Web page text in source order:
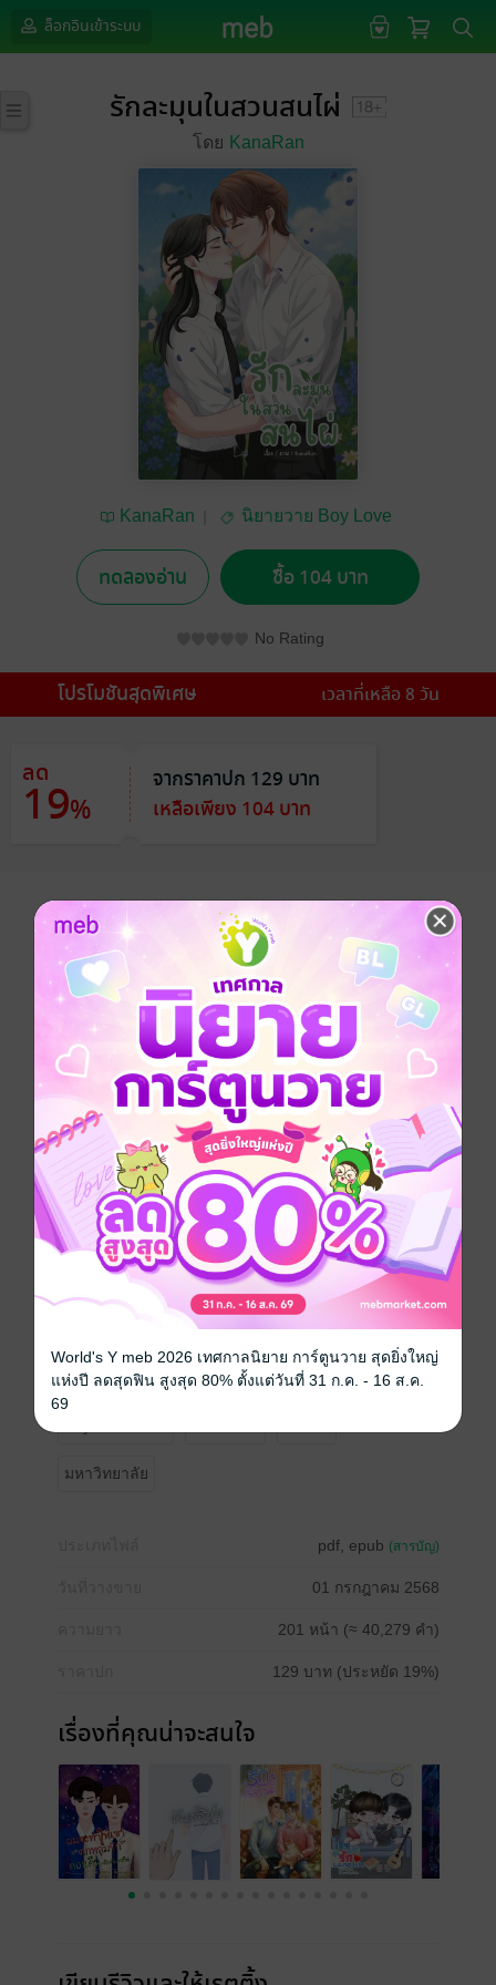
ล็อกอินเข้าระบบ
รักละมุนในสวนสนไผ่
โดย KanaRan
KanaRan
นิยายวาย Boy Love
ทดลองอ่าน ซื้อ 104 บาท
No Rating
โปรโมชันสุดพิเศษ เวลาที่เหลือ 8 วัน
ลด
19%
จากราคาปก 129 บาท
เหลือเพียง 104 บาท
อยากได้ ซื้อเป็นของขวัญ แชร์
ระหว่างหน้าต่างบานเล็กของห้องเรียน ต้นสน นักศึกษาปี
หนึ่งผู้ขยันทำงานทุกอย่างเพื่อส่งตัวเองเรียน ได้แอบมองพี่
ชายคนหนึ่งที่ยืนคุยกับต้นไม้ทุกวัน
เขาไม่รู้ด้วยซ้ำว่าคนคนนั้นชื่ออะไร จนวันหนึ่งพี่คนนั้น
เงยหน้าขึ้นมา แล้วบอกว่า "ชื่อพี่คือ ต้นไผ่ ถ้าแอบมองมา
หลายเดือนแล้ว ก็ช่วยงานสวนด้วยเลยแล้วกัน"
นับแต่นั้น ความสัมพันธ์ของหมาน้อยกับพี่แมวดำก็เริ่มเบ่ง
บาน ในห้องพักที่ค่อย ๆ เต็มไปด้วยกระถางต้นไม้ แมวชื่อ
มะม่วง และหัวใจที่ค่อย ๆ เติบโต
เมื่อความรักค่อย ๆ งอกงามเหมือนใบไม้ในฤดูใหม่ เส้นทาง
ชีวิตของพวกเขาจึงไม่ได้มีแค่คำว่า "แฟน" แต่อาจรวมถึง
"บ้าน" ที่จะสร้างไปด้วยกัน
มหาวิทยาลัย
pdf, epub (สารบัญ)
01 กรกฎาคม 2568
201 หน้า (≈ 40,279 คำ)
129 บาท (ประหยัด 19%)
เรื่องที่คุณน่าจะสนใจ
World's Y meb 2026 เทศกาลนิยาย การ์ตูนวาย สุดยิ่งใหญ่
แห่งปี ลดสุดฟิน สูงสุด 80% ตั้งแต่วันที่ 31 ก.ค. - 16 ส.ค.
69